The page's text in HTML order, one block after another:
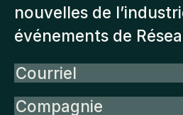
nouvelles de
événements de
Courriel
Compagnie